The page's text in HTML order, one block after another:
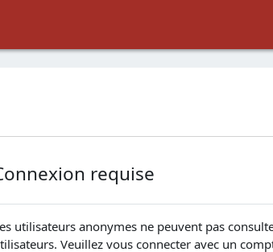
requise
utilisateurs anonymes ne peuvent pas
Veuillez vous connecter avec un